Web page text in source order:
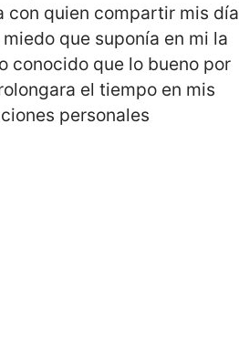
con quien compartir mis
que suponía en mi la
conocido que lo bueno por
el tiempo en mis
personales